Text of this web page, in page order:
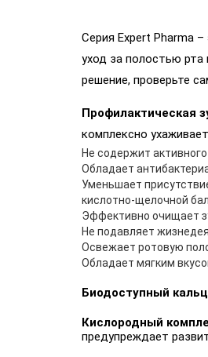
Серия Expert Pharma
уход за полостью
решение, проверьте
Профилактическая
комплексно
Не содержит
Обладает
Уменьшает
кислотно-щелочной
Эффективно очищает
Не подавляет
Освежает ротовую
Обладает мягким
Биодоступный
Кислородный
предупреждает